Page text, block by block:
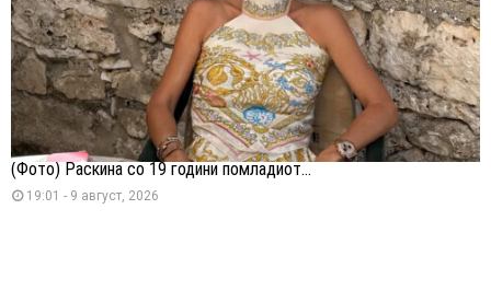
(Фото) Раскина со 19 години помладиот...
19:01 - 9 август, 2026